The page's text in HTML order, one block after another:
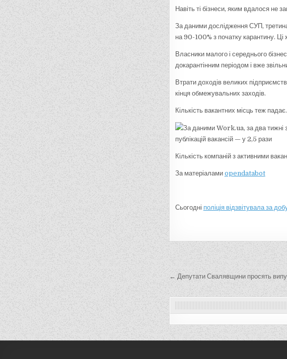
Навіть ті бізнеси, яким вдалося не
За даними дослідження СУП,
на 90-100% з початку карантину. Ці
Власники малого і середнього
докарантінним періодом і вже
Втрати доходів великих
кінця обмежувальних заходів.
Кількість вакантних місць теж падає.
За даними Work.ua, за два тижні
публікацій вакансій — у 2,5 рази
Кількість компаній з активними
За матеріалами opendatabot
Сьогодні поліція відзвітувала за
Навігація
записів
← Депутати Свалявщини просять